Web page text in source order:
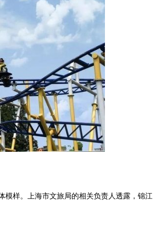
模样。上海市文旅局的相关负责人透露，锦江